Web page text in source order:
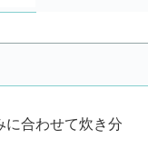
に合わせて炊き分